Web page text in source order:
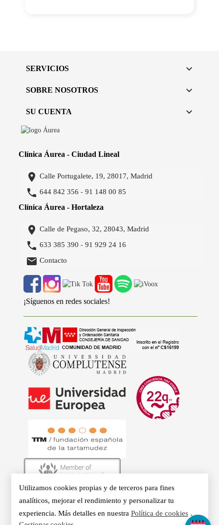
SERVICIOS 
SOBRE NOSOTROS 
SU CUENTA 
Clínica Áurea - Ciudad Lineal
 Calle Portugalete, 19, 28017, Madrid
 644 842 356 -91 148 00 85
Clínica Áurea - Hortaleza
 Calle de Pegaso, 32, 28043, Madrid
 633 385 390 -91 929 24 16
 Contacto
¡Síguenos en redes sociales!
© 2026 - Clínicas Aurea. Especialistas en Logopedia,
Otorrino, Psicología, Voz Profesional y Nutrición en Madrid.
Utilizamos cookies propias y de terceros para fines
analíticos, mejorar el rendimiento y personalizar tu
experiencia. Más detalles en nuestra Política de cookies .